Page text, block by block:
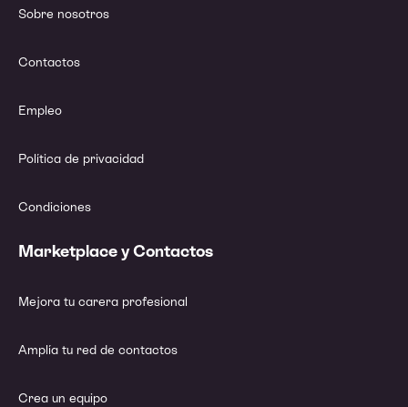
Sobre nosotros
Contactos
Empleo
Política de privacidad
Condiciones
Marketplace y Contactos
Mejora tu carera profesional
Amplía tu red de contactos
Crea un equipo